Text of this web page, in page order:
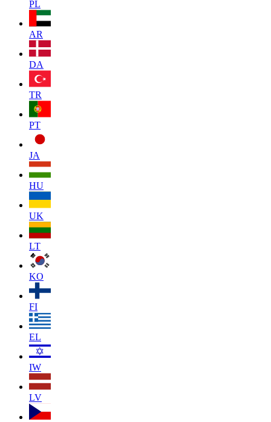
PL
AR
DA
TR
PT
JA
HU
UK
LT
KO
FI
EL
IW
LV